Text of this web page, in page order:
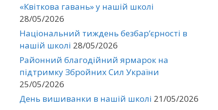
«Квіткова гавань» у нашій школі
28/05/2026
Національний тиждень безбар’єрності в
нашій школі 28/05/2026
Районний благодійний ярмарок на
підтримку Збройних Сил України
25/05/2026
День вишиванки в нашій школі 21/05/2026